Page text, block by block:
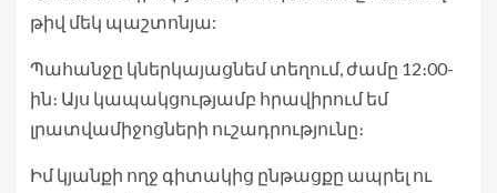
թիվ մեկ պաշտոնյա:
Պահանջը կներկայացնեմ տեղում, ժամը 12։00-
ին։ Այս կապակցությամբ հրավիրում եմ
լրատվամիջոցների ուշադրությունը։
Իմ կյանքի ողջ գիտակից ընթացքը ապրել ու